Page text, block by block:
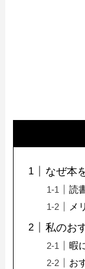
なぜ本
読
メ
私のお
暇
お